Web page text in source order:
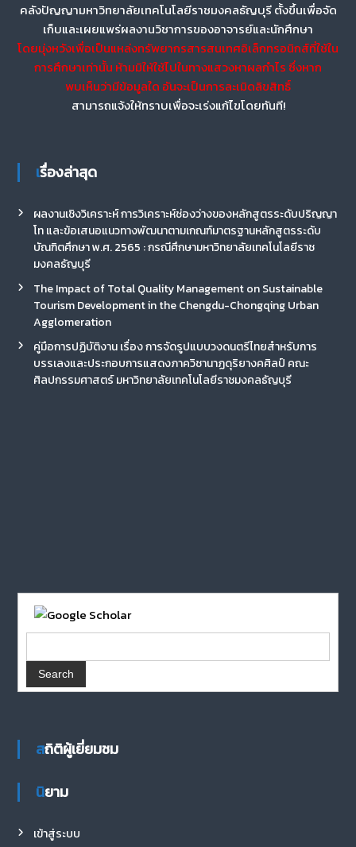
คลังปัญญามหาวิทยาลัยเทคโนโลยีราชมงคลธัญบุรี ตั้งขึ้นเพื่อจัด
เก็บและเผยแพร่ผลงานวิชาการของอาจารย์และนักศึกษา
โดยมุ่งหวังเพื่อเป็นแหล่งทรัพยากรสารสนเทศอิเล็กทรอนิกส์ที่ใช้ใน
การศึกษาเท่านั้น ห้ามมิให้ใช้ไปในทางแสวงหาผลกำไร ซึ่งหาก
พบเห็นว่ามีข้อมูลใด อันจะเป็นการละเมิดลิขสิทธิ์
สามารถแจ้งให้ทราบเพื่อจะเร่งแก้ไขโดยทันที!
เรื่องล่าสุด
ผลงานเชิงวิเคราะห์ การวิเคราะห์ช่องว่างของหลักสูตรระดับปริญญา
โท และข้อเสนอแนวทางพัฒนาตามเกณฑ์มาตรฐานหลักสูตรระดับ
บัณฑิตศึกษา พ.ศ. 2565 : กรณีศึกษามหาวิทยาลัยเทคโนโลยีราช
มงคลธัญบุรี
The Impact of Total Quality Management on Sustainable
Tourism Development in the Chengdu-Chongqing Urban
Agglomeration
คู่มือการปฏิบัติงาน เรื่อง การจัดรูปแบบวงดนตรีไทยสำหรับการ
บรรเลงและประกอบการแสดงภาควิชานาฏดุริยางคศิลป์ คณะ
ศิลปกรรมศาสตร์ มหาวิทยาลัยเทคโนโลยีราชมงคลธัญบุรี
สถิติผู้เยี่ยมชม
นิยาม
เข้าสู่ระบบ